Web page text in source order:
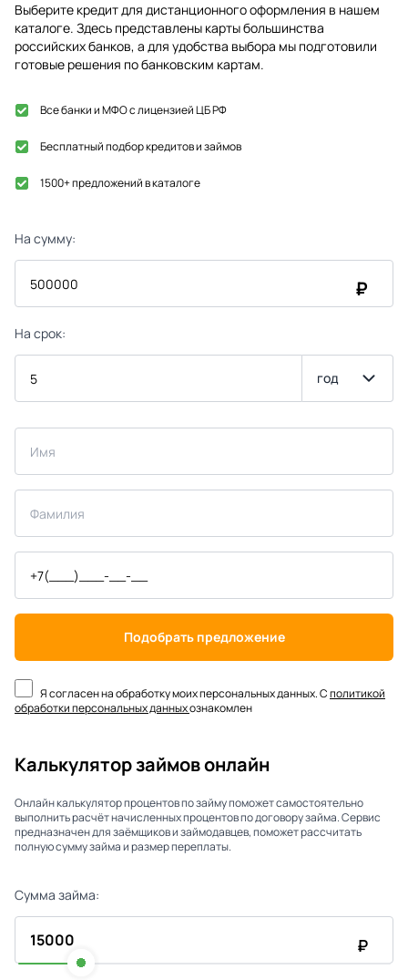
Выберите кредит для дистанционного оформления в нашем
каталоге. Здесь представлены карты большинства
российских банков, а для удобства выбора мы подготовили
готовые решения по банковским картам.
Все банки и МФО с лицензией ЦБ РФ
Бесплатный подбор кредитов и займов
1500+ предложений в каталоге
На сумму:
₽
На срок:
год
Подобрать предложение
Я согласен на обработку моих персональных данных. Сполитикой
обработки персональных данныхознакомлен
Калькулятор займов онлайн
Онлайн калькулятор процентов по займу поможет самостоятельно
выполнить расчёт начисленных процентов по договору займа. Сервис
предназначен для заёмщиков и займодавцев, поможет рассчитать
полную сумму займа и размер переплаты.
Сумма займа:
₽